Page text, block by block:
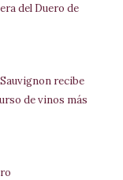
del Duero de
recibe
de vinos más